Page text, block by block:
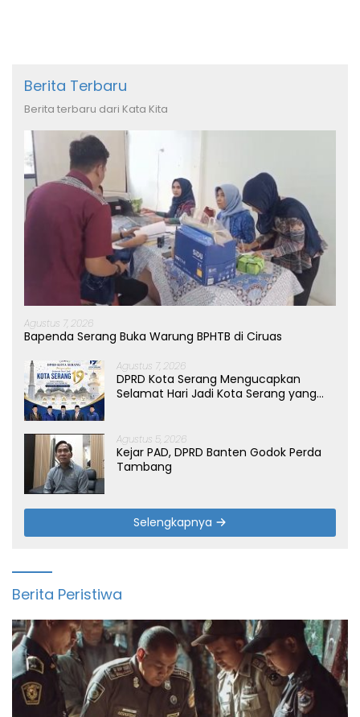
Berita Terbaru
Berita terbaru dari Kata Kita
Agustus 7, 2026
Bapenda Serang Buka Warung BPHTB di Ciruas
Agustus 7, 2026
DPRD Kota Serang Mengucapkan
Selamat Hari Jadi Kota Serang yang
Agustus 5, 2026
Kejar PAD, DPRD Banten Godok Perda
Tambang
Selengkapnya
Berita Peristiwa